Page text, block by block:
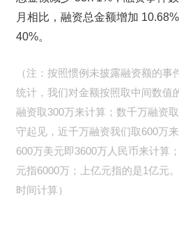
月相比，融资总金额增加
40%。
（注：按照惯例未披露融资额的
统计，我们对金额按照取中间数
融资取300万来计算；数千万融资
守起见，近千万融资我们取600万
600万美元即3600万人民币来计算
元指6000万；上亿元指的是1亿元
时间计算）